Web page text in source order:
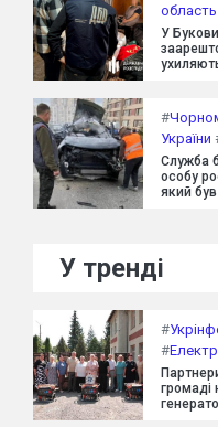
область
У
#
України
Служба
особу
який
У тренді
#
#
громаді